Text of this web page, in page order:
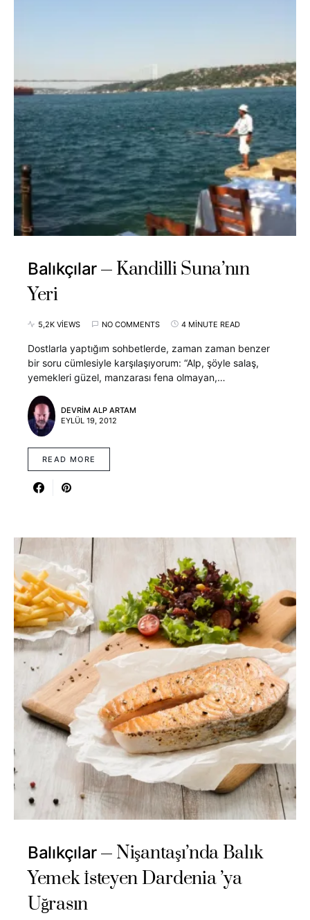
Balıkçılar
Kandilli Suna’nın
Yeri
5,2K VIEWS NO COMMENTS 4 MINUTE READ
Dostlarla yaptığım sohbetlerde, zaman zaman benzer
bir soru cümlesiyle karşılaşıyorum: “Alp, şöyle salaş,
yemekleri güzel, manzarası fena olmayan,…
DEVRIM ALP ARTAM
EYLÜL 19, 2012
READ MORE
Balıkçılar
Nişantaşı’nda Balık
Yemek İsteyen Dardenia ’ya
Uğrasın